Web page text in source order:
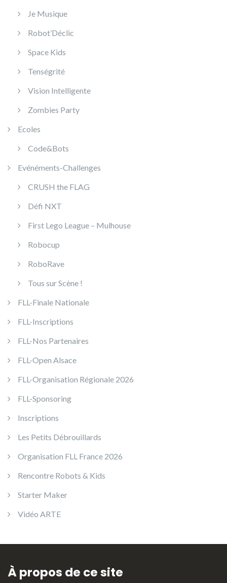
Je Musique
Robot’Déclic
Space Kids
Tenségrité
Vision Intelligente
Zombies Party
Ecoles
Code&Bots
Evénéments-Challenges
CRUSH the FLAG
Défi NXT
First Lego League – Mulhouse
Robocup
RoboRave
Tous sur Scène !
FLL-Finale Nationale
FLL-Inscriptions
FLL-Nos Partenaires
FLL-Open Alsace
FLL-Organisation Régionale 2026
FLL-Sponsoring
Inscriptions
Les Petits Débrouillards
Organisation FLL France 2026
Rencontre Robots & Kids
Starter Maker
Vidéo ARTE
À propos de ce site